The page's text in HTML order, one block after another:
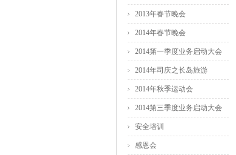
2013年春节晚会
2014年春节晚会
2014第一季度业务启动大会
2014年司庆之长岛旅游
2014年秋季运动会
2014第三季度业务启动大会
安全培训
感恩会